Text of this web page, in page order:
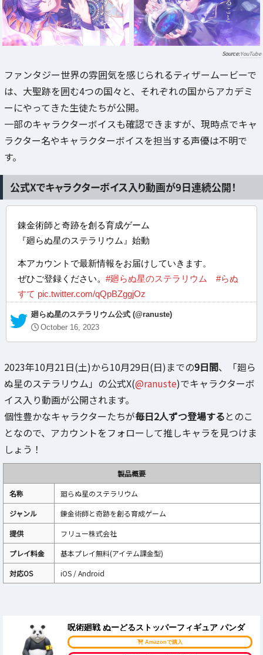
YouTube
ファンタジー世界の雰囲気を感じられるティザームービーで
は、大聖跡を囲む4つの国々と、それぞれの国からアカデミ
ーにやってきた生徒たちが公開。
一部のキャラクターボイスも確認できますが、現時点でキャ
ラクター名やキャラクターボイスを担当する声優は不明で
す。
公式Xでキャラクターボイス入り動画が9日連続公開！
錬金術師と奇跡を創る育成ゲーム
『廻らぬ星のステラリウム』始動
本アカウントで最新情報をお届けしていきます。
ぜひご登録ください。 #廻らぬ星のステラリウム
#らぬ
すて pic.twitter.com/qQpBZggjOz
— 廻らぬ星のステラリウム公式 (@ranuste)
October 16, 2023
2023年10月21日(土)から10月29日(日)までの9日間、「廻ら
ぬ星のステラリウム」の公式X(@ranuste)でキャラクターボ
イス入り動画が公開されます。
個性豊かなキャラクターたちが毎日2人ずつ登場するとのこ
となので、アカウントをフォローして推しキャラを見つけま
しょう！
製品概要
名称
廻らぬ星のステラリウム
ジャンル
錬金術師と奇跡を創る育成ゲーム
提供
フリュー株式会社
プレイ料金
基本プレイ無料(アイテム課金型)
対応OS
iOS / Android
呪術廻戦 ぬーどるストッパーフィギュア パンダ
Amazonで購入